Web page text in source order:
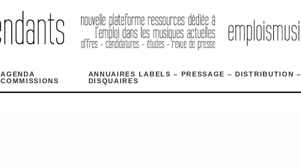
AGENDA
COMMISSIONS
ANNUAIRES LABELS – PRESSAGE – DISTRIBUTION –
DISQUAIRES